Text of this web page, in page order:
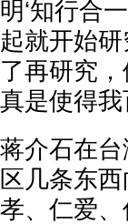
明‘知行合
起就开始
了再研究
真是使得
蒋介石在
区几条东
孝、仁爱